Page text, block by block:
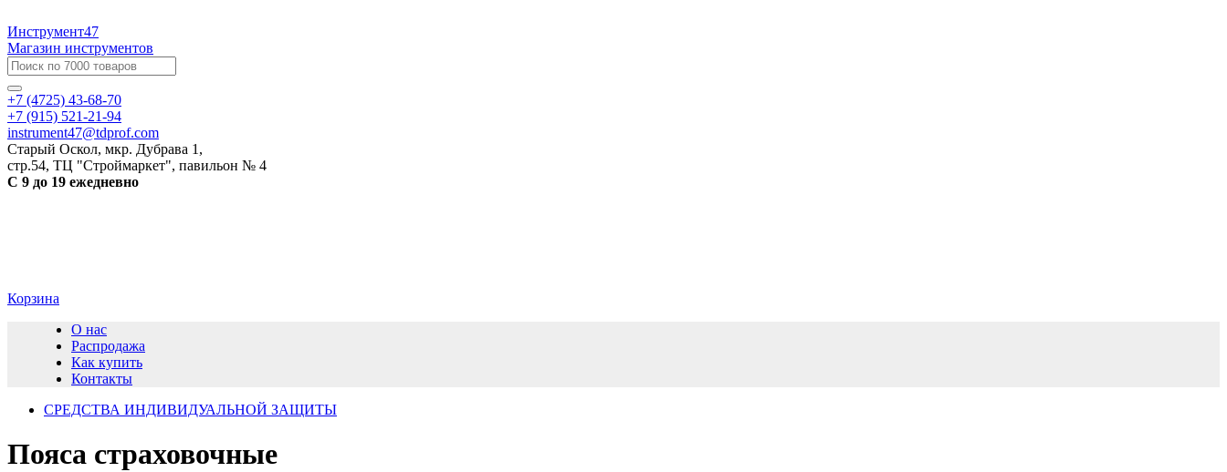
Инструмент47
Магазин инструментов
+7 (4725) 43-68-70
+7 (915) 521-21-94
instrument47@tdprof.com
Старый Оскол, мкр. Дубрава 1,
стр.54, ТЦ "Строймаркет", павильон № 4
С 9 до 19 ежедневно
Корзина
О нас
Распродажа
Как купить
Контакты
СРЕДСТВА ИНДИВИДУАЛЬНОЙ ЗАЩИТЫ
Пояса страховочные